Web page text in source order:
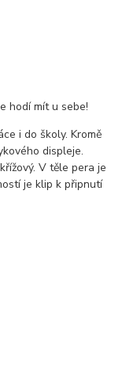
hodí mít u sebe!
i do školy. Kromě
displeje.
V těle pera je
je klip k připnutí